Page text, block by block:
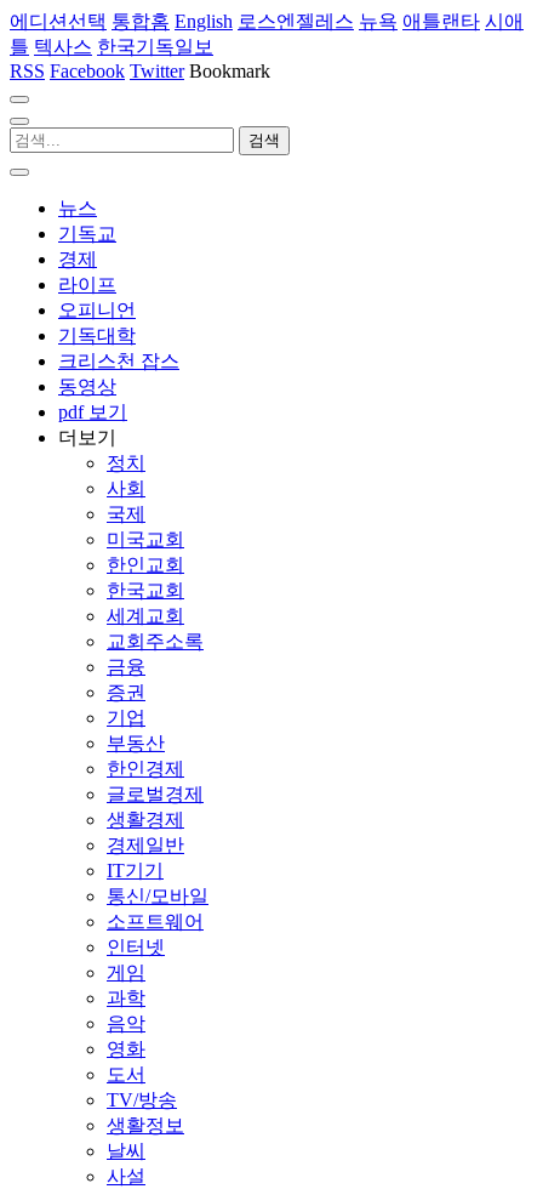
에디션선택 통합홈 English 로스엔젤레스 뉴욕 애틀랜타 시애
틀 텍사스 한국기독일보
RSS Facebook Twitter Bookmark
뉴스
기독교
경제
라이프
오피니언
기독대학
크리스천 잡스
동영상
pdf 보기
더보기
정치
사회
국제
미국교회
한인교회
한국교회
세계교회
교회주소록
금융
증권
기업
부동산
한인경제
글로벌경제
생활경제
경제일반
IT기기
통신/모바일
소프트웨어
인터넷
게임
과학
음악
영화
도서
TV/방송
생활정보
날씨
사설